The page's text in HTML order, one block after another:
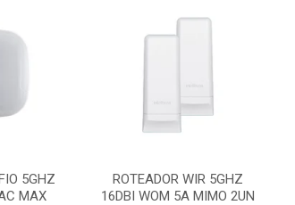
5GHZ
MAX
ROTEADOR WIR 5GHZ
16DBI WOM 5A MIMO 2UN